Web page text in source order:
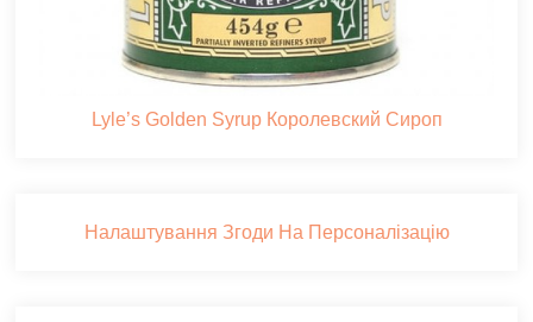
Lyle’s Golden Syrup Королевский Сироп
Налаштування Згоди На Персоналізацію